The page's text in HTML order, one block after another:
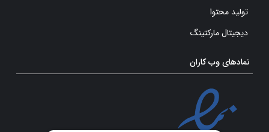
تولید محتوا
دیجیتال مارکتینگ
نمادهای وب کاران